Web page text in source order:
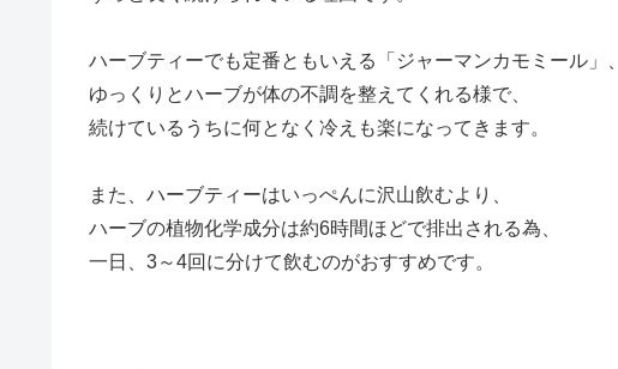
ハーブティーでも定番ともいえる「ジャーマンカモミール」、
ゆっくりとハーブが体の不調を整えてくれる様で、
続けているうちに何となく冷えも楽になってきます。
また、ハーブティーはいっぺんに沢山飲むより、
ハーブの植物化学成分は約6時間ほどで排出される為、
一日、3～4回に分けて飲むのがおすすめです。